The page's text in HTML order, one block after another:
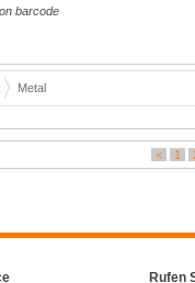
barcode
Metal
< 1
Rufen